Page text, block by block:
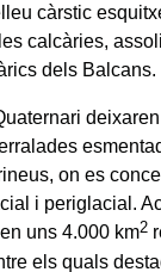
càrstic
calcàries,
dels Balcans.
on es
i periglacial.
uns 4.000 km2
els quals